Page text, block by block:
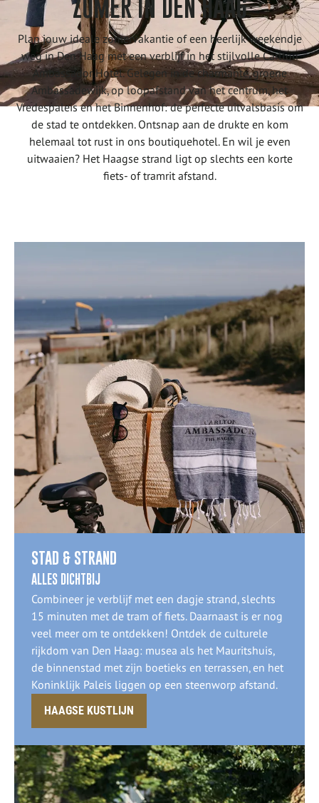
ZOMER IN DEN HAAG
Plan jouw ideale zomervakantie of een heerlijk weekendje
weg in Den Haag met een verblijf in het stijlvolle Carlton
Ambassador Hotel. Gelegen in de charmante, groene
Ambassadewijk, op loopafstand van het centrum, het
Vredespaleis en het Binnenhof: de perfecte uitvalsbasis om
de stad te ontdekken. Ontsnap aan de drukte en kom
helemaal tot rust in ons boutiquehotel. En wil je even
uitwaaien? Het Haagse strand ligt op slechts een korte
fiets- of tramrit afstand.
STAD & STRAND
ALLES DICHTBIJ
Combineer je verblijf met een dagje strand, slechts
15 minuten met de tram of fiets. Daarnaast is er nog
veel meer om te ontdekken! Ontdek de culturele
rijkdom van Den Haag: musea als het Mauritshuis,
de binnenstad met zijn boetieks en terrassen, en het
Koninklijk Paleis liggen op een steenworp afstand.
HAAGSE KUSTLIJN